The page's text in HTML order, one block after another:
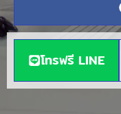
โทรฟรี LINE